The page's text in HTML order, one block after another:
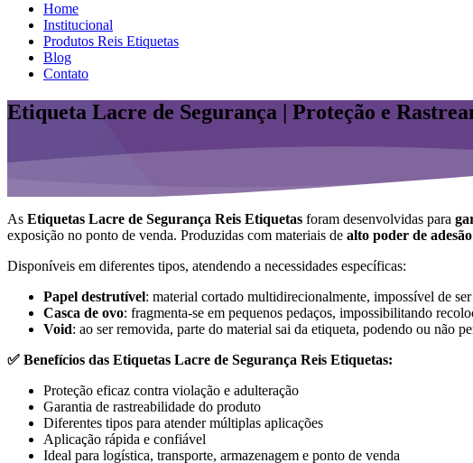
Home
Institucional
Produtos Reis Etiquetas
Blog
Contato
Etiqueta Lacre de Segurança | Proteção e
As Etiquetas Lacre de Segurança Reis Etiquetas foram desenvolvidas para
exposição no ponto de venda. Produzidas com materiais de alto poder de
Disponíveis em diferentes tipos, atendendo a necessidades específicas:
Papel destrutível: material cortado multidirecionalmente, impossível de
Casca de ovo: fragmenta-se em pequenos pedaços, impossibilitando
Void: ao ser removida, parte do material sai da etiqueta, podendo ou não
✅ Benefícios das Etiquetas Lacre de Segurança Reis Etiquetas:
Proteção eficaz contra violação e adulteração
Garantia de rastreabilidade do produto
Diferentes tipos para atender múltiplas aplicações
Aplicação rápida e confiável
Ideal para logística, transporte, armazenagem e ponto de venda